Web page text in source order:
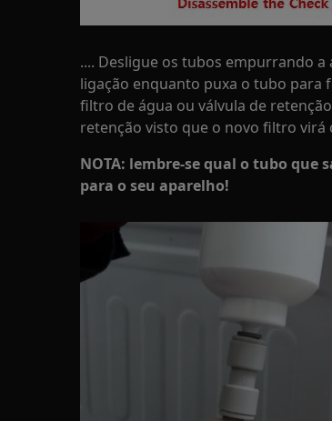
.... Desligue os tubos empurrando
ligação enquanto puxa o tubo para
filtro de água ou válvula de
retenção visto que o novo filtro virá
NOTA: lembre-se qual o tubo que
para o seu aparelho!